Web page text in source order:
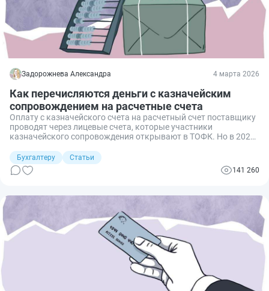
Задорожнева Александра 4 марта 2026
Как перечисляются деньги с казначейским
сопровождением на расчетные счета
Оплату с казначейского счета на расчетный счет поставщику
проводят через лицевые счета, которые участники
казначейского сопровождения открывают в ТОФК. Но в 2026
Бухгалтеру
Статьи
141 260